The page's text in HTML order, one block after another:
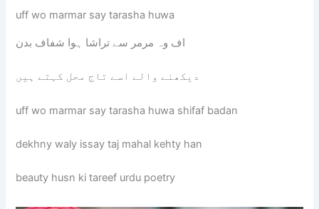
uff wo marmar say tarasha huwa
اف وہ مرمر سے تراشا ہوا شفاف بدن
دیکھنے والے اسے تاج محل کہتے ہیں
uff wo marmar say tarasha huwa shifaf badan
dekhny waly issay taj mahal kehty han
beauty husn ki tareef urdu poetry